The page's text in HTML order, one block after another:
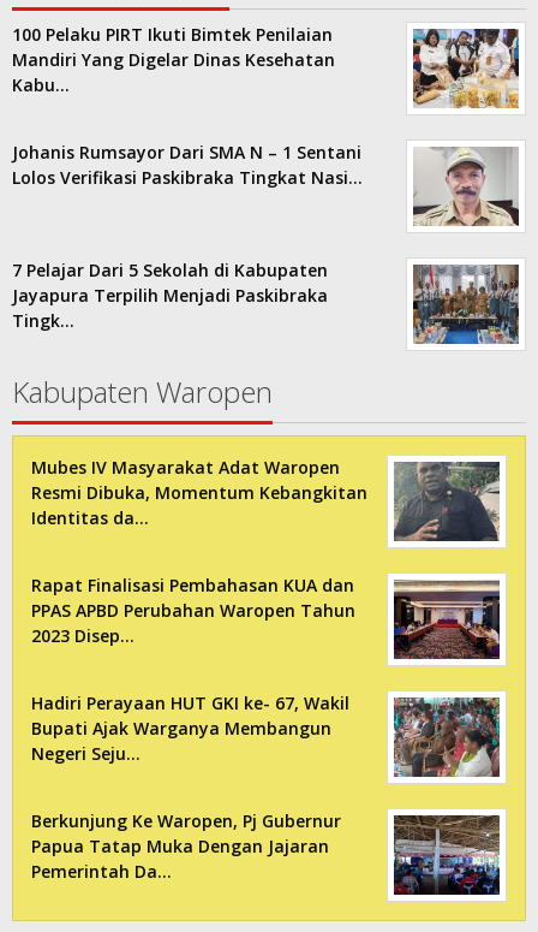
100 Pelaku PIRT Ikuti Bimtek Penilaian
Mandiri Yang Digelar Dinas Kesehatan
Kabu…
Johanis Rumsayor Dari SMA N – 1 Sentani
Lolos Verifikasi Paskibraka Tingkat Nasi…
7 Pelajar Dari 5 Sekolah di Kabupaten
Jayapura Terpilih Menjadi Paskibraka
Tingk…
Kabupaten Waropen
Mubes IV Masyarakat Adat Waropen
Resmi Dibuka, Momentum Kebangkitan
Identitas da…
Rapat Finalisasi Pembahasan KUA dan
PPAS APBD Perubahan Waropen Tahun
2023 Disep…
Hadiri Perayaan HUT GKI ke- 67, Wakil
Bupati Ajak Warganya Membangun
Negeri Seju…
Berkunjung Ke Waropen, Pj Gubernur
Papua Tatap Muka Dengan Jajaran
Pemerintah Da…